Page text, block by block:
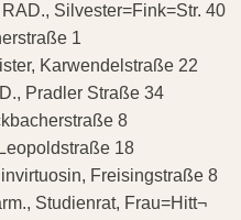
Silvester=Fink=Str. 40
1
Karwendelstraße 22
Pradler Straße 34
8
18
Freisingstraße 8
Studienrat, Frau=Hitt¬